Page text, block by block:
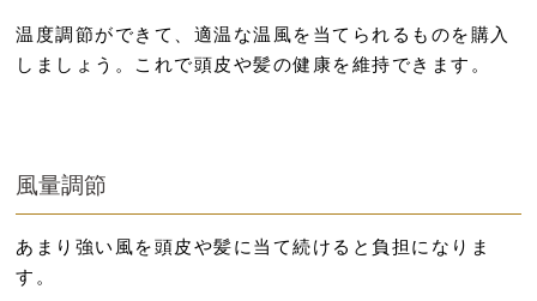
温度調節ができて、適温な温風を当てられるものを購入
しましょう。これで頭皮や髪の健康を維持できます。
風量調節
あまり強い風を頭皮や髪に当て続けると負担になりま
す。